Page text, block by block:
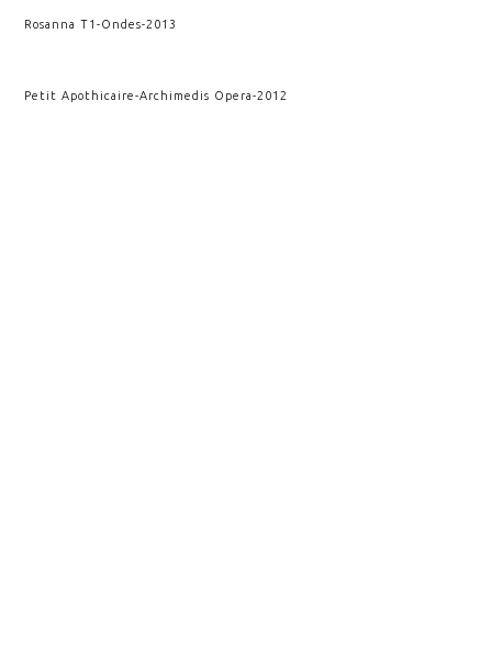
Rosanna T1-Ondes-2013
Petit Apothicaire-Archimedis Opera-2012